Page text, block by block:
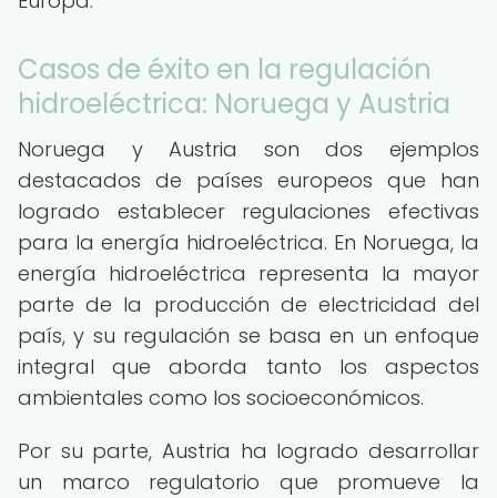
Casos de éxito en la regulación
hidroeléctrica: Noruega y Austria
Noruega y Austria son dos ejemplos
destacados de países europeos que han
logrado establecer regulaciones efectivas
para la energía hidroeléctrica. En Noruega, la
energía hidroeléctrica representa la mayor
parte de la producción de electricidad del
país, y su regulación se basa en un enfoque
integral que aborda tanto los aspectos
ambientales como los socioeconómicos.
Por su parte, Austria ha logrado desarrollar
un marco regulatorio que promueve la